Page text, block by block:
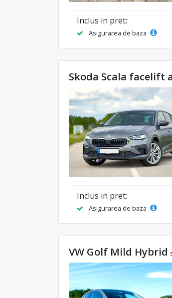
Inclus in pret:
Asigurarea de baza
Skoda Scala facelift
Inclus in pret:
Asigurarea de baza
VW Golf Mild Hybrid